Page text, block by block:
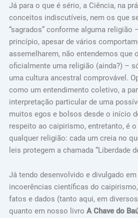
Já para o que é sério, a Ciência, na
conceitos indiscutíveis, nem os que
“sagrados” conforme alguma religião
princípio, apesar de vários
assemelharem, não entendemos que
oficialmente uma religião (ainda?) –
uma cultura ancestral comprovável.
como um entendimento coletivo, a
interpretação particular de uma
muitos egos e bolsos desde o início
respeito ao caipirismo, entretanto, é
qualquer religião: cada um creia no
leis protegem a chamada “Liberdade
Já tendo desenvolvido e divulgado
incoerências científicas do
fatos e dados (tanto aqui, em diversos
quanto em nosso livro A Chave do